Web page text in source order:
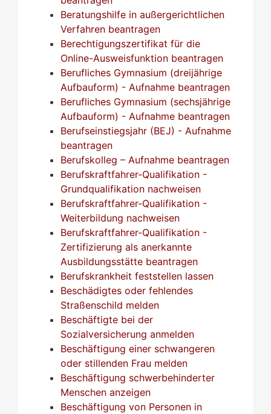
Beratungshilfe in außergerichtlichen
Verfahren beantragen
Berechtigungszertifikat für die
Online-Ausweisfunktion beantragen
Berufliches Gymnasium (dreijährige
Aufbauform) - Aufnahme beantragen
Berufliches Gymnasium (sechsjährige
Aufbauform) - Aufnahme beantragen
Berufseinstiegsjahr (BEJ) - Aufnahme
beantragen
Berufskolleg – Aufnahme beantragen
Berufskraftfahrer-Qualifikation -
Grundqualifikation nachweisen
Berufskraftfahrer-Qualifikation -
Weiterbildung nachweisen
Berufskraftfahrer-Qualifikation -
Zertifizierung als anerkannte
Ausbildungsstätte beantragen
Berufskrankheit feststellen lassen
Beschädigtes oder fehlendes
Straßenschild melden
Beschäftigte bei der
Sozialversicherung anmelden
Beschäftigung einer schwangeren
oder stillenden Frau melden
Beschäftigung schwerbehinderter
Menschen anzeigen
Beschäftigung von Personen in